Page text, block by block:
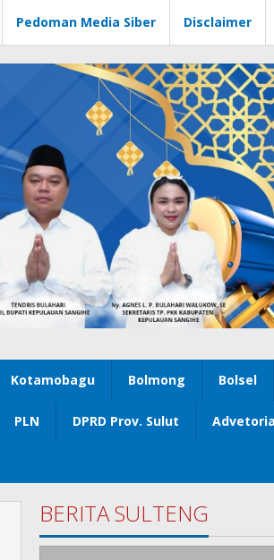
Pedoman Media Siber Disclaimer
Kotamobagu Bolmong Bolsel
PLN DPRD Prov. Sulut
BERITA SULTENG